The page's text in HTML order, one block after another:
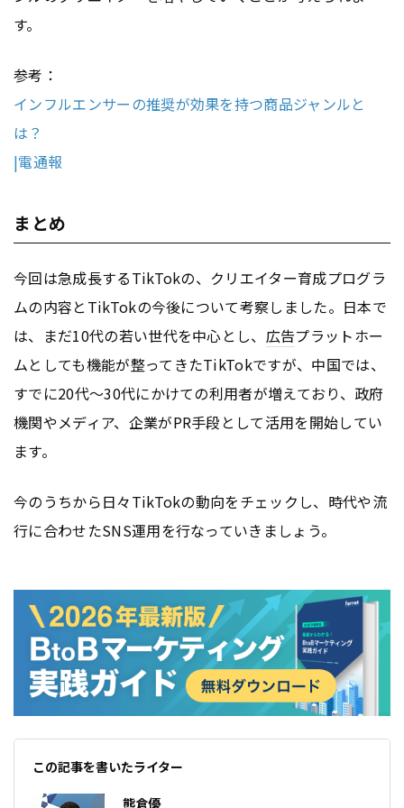
す。
参考：
インフルエンサーの推奨が効果を持つ商品ジャンルと
は？
|電通報
まとめ
今回は急成長するTikTokの、クリエイター育成プログラ
ムの内容とTikTokの今後について考察しました。日本で
は、まだ10代の若い世代を中心とし、 広告プラットホー
ムとしても機能が整ってきたTikTokですが、中国では、
すでに20代～30代にかけての利用者が増えており、政府
機関やメディア、企業がPR手段として活用を開始してい
ます。
今のうちから日々TikTokの動向をチェックし、時代や流
行に合わせたSNS運用を行なっていきましょう。
この記事を書いたライター
熊倉優